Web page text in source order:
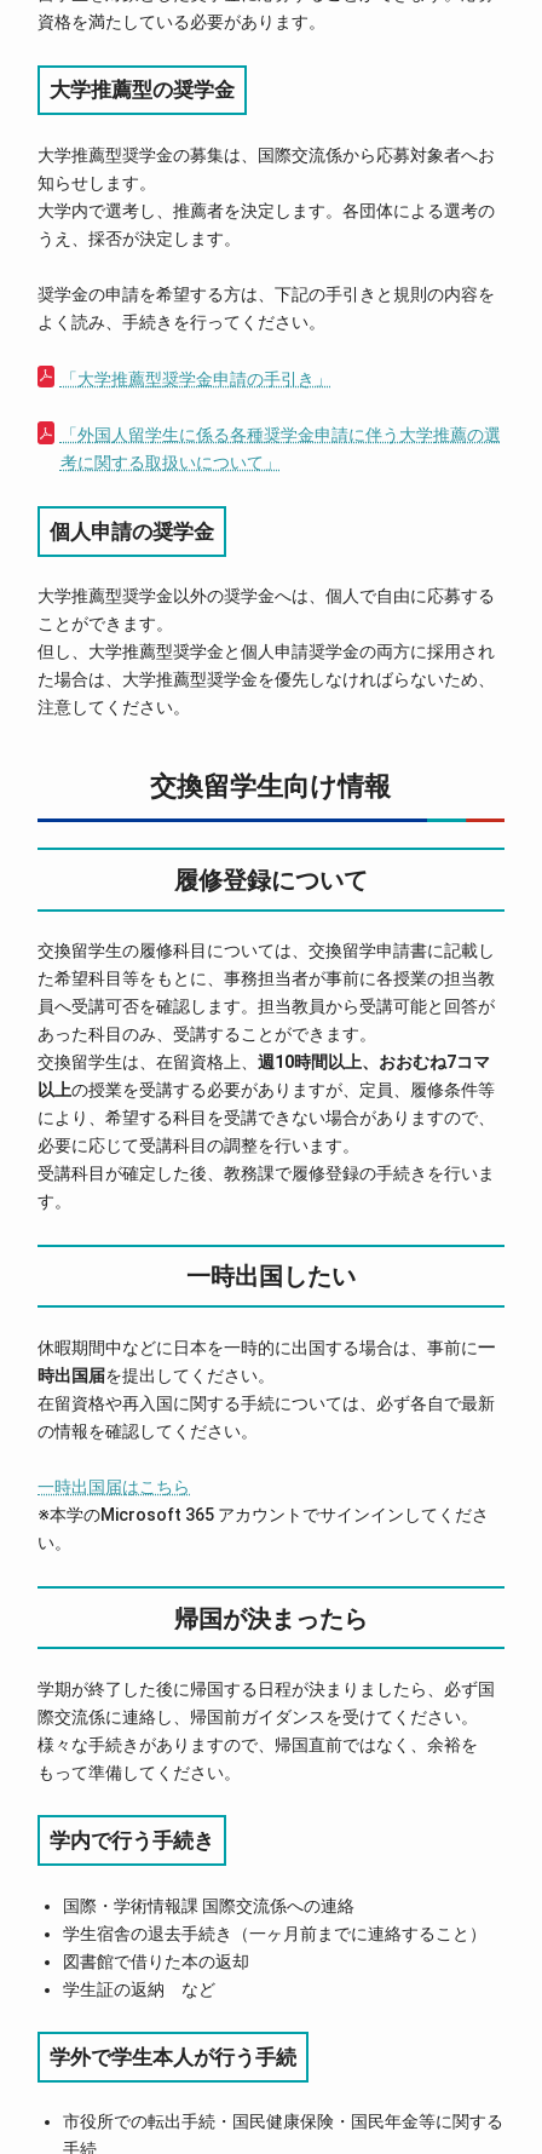
資格を満たしている必要があります。
大学推薦型の奨学金
大学推薦型奨学金の募集は、国際交流係から応募対象者へお
知らせします。
大学内で選考し、推薦者を決定します。各団体による選考の
うえ、採否が決定します。
奨学金の申請を希望する方は、下記の手引きと規則の内容を
よく読み、手続きを行ってください。
「大学推薦型奨学金申請の手引き」
「外国人留学生に係る各種奨学金申請に伴う大学推薦の選
考に関する取扱いについて」
個人申請の奨学金
大学推薦型奨学金以外の奨学金へは、個人で自由に応募する
ことができます。
但し、大学推薦型奨学金と個人申請奨学金の両方に採用され
た場合は、大学推薦型奨学金を優先しなければらないため、
注意してください。
交換留学生向け情報
履修登録について
交換留学生の履修科目については、交換留学申請書に記載し
た希望科目等をもとに、事務担当者が事前に各授業の担当教
員へ受講可否を確認します。担当教員から受講可能と回答が
あった科目のみ、受講することができます。
交換留学生は、在留資格上、週10時間以上、おおむね7コマ
以上の授業を受講する必要がありますが、定員、履修条件等
により、希望する科目を受講できない場合がありますので、
必要に応じて受講科目の調整を行います。
受講科目が確定した後、教務課で履修登録の手続きを行いま
す。
一時出国したい
休暇期間中などに日本を一時的に出国する場合は、事前に一
時出国届を提出してください。
在留資格や再入国に関する手続については、必ず各自で最新
の情報を確認してください。
一時出国届はこちら
※本学のMicrosoft 365 アカウントでサインインしてくださ
い。
帰国が決まったら
学期が終了した後に帰国する日程が決まりましたら、必ず国
際交流係に連絡し、帰国前ガイダンスを受けてください。
様々な手続きがありますので、帰国直前ではなく、余裕を
もって準備してください。
学内で行う手続き
国際・学術情報課 国際交流係への連絡
学生宿舎の退去手続き（一ヶ月前までに連絡すること）
図書館で借りた本の返却
学生証の返納 など
学外で学生本人が行う手続
市役所での転出手続・国民健康保険・国民年金等に関する
手続